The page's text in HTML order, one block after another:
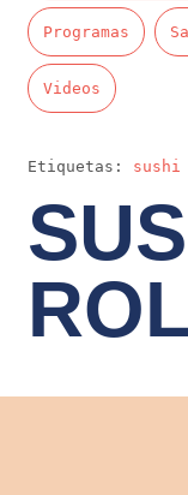
Programas
Videos
Etiquetas: sushi